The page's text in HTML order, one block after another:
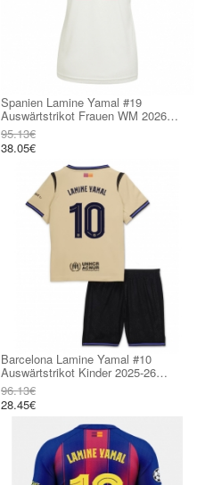
Spanien Lamine Yamal #19
Auswärtstrikot Frauen WM 2026
Kurzarm
95.13€
38.05€
Barcelona Lamine Yamal #10
Auswärtstrikot Kinder 2025-26
Kurzarm (+ kurze hosen)
96.13€
28.45€